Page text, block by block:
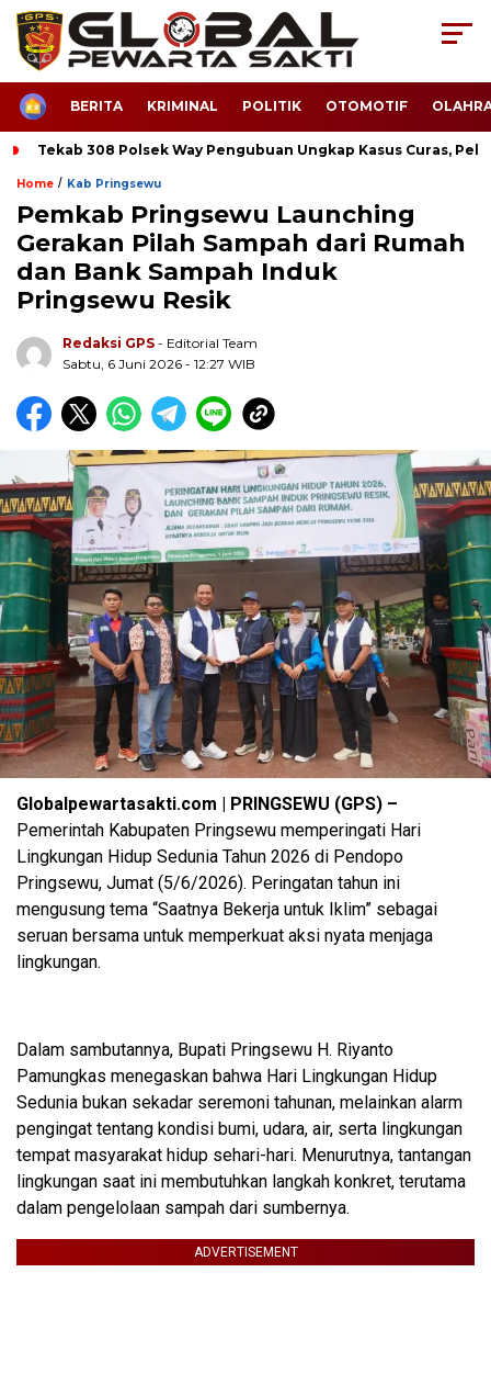
HOMEBERITA KRIMINAL POLITIK OTOMOTIF
Tekab 308 Polsek Way Pengubuan Ungkap Kasus Curas,
Home / Kab Pringsewu
Pemkab Pringsewu Launching
Gerakan Pilah Sampah dari Rumah
dan Bank Sampah Induk
Pringsewu Resik
Redaksi GPS - Editorial Team
Sabtu, 6 Juni 2026 - 12:27 WIB
Globalpewartasakti.com | PRINGSEWU (GPS) –
Pemerintah Kabupaten Pringsewu memperingati Hari
Lingkungan Hidup Sedunia Tahun 2026 di Pendopo
Pringsewu, Jumat (5/6/2026). Peringatan tahun ini
mengusung tema “Saatnya Bekerja untuk Iklim” sebagai
seruan bersama untuk memperkuat aksi nyata menjaga
lingkungan.
Dalam sambutannya, Bupati Pringsewu H. Riyanto
Pamungkas menegaskan bahwa Hari Lingkungan Hidup
Sedunia bukan sekadar seremoni tahunan, melainkan alarm
pengingat tentang kondisi bumi, udara, air, serta lingkungan
tempat masyarakat hidup sehari-hari. Menurutnya, tantangan
lingkungan saat ini membutuhkan langkah konkret, terutama
dalam pengelolaan sampah dari sumbernya.
ADVERTISEMENT